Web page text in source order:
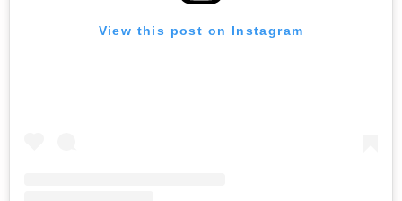
View this post on Instagram